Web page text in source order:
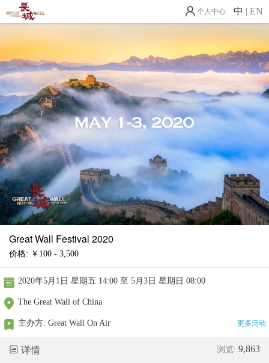
个人中心 中 | EN
Great Wall Festival 2020
价格: ￥100 - 3,500
2020年5月1日 星期五 14:00 至 5月3日 星期日 08:00
The Great Wall of China
主办方: Great Wall On Air 更多活动
详情 浏览: 9,863